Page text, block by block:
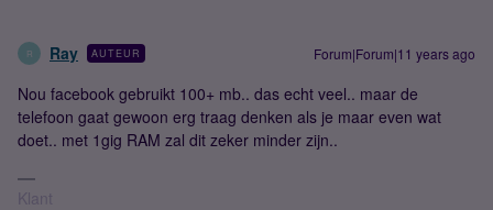
R Ray AUTEUR Forum|Forum|11 years ago
Nou facebook gebruikt 100+ mb.. das echt veel.. maar de
telefoon gaat gewoon erg traag denken als je maar even wat
doet.. met 1gig RAM zal dit zeker minder zijn..
Klant